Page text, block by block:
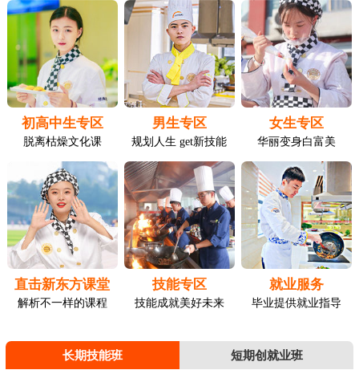
初高中生专区
脱离枯燥文化课
男生专区
规划人生 get新技能
女生专区
华丽变身白富美
直击新东方课堂
解析不一样的课程
技能专区
技能成就美好未来
就业服务
毕业提供就业指导
长期技能班 短期创就业班